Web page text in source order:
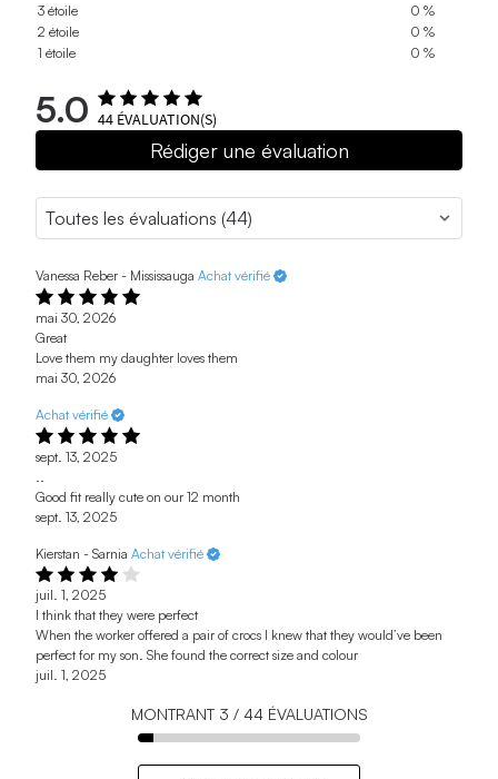
3 étoile
0 %
2 étoile
0 %
1 étoile
0 %
5.0 44 ÉVALUATION(S)
Rédiger une évaluation
Vanessa Reber - Mississauga Achat vérifié
mai 30, 2026
Great
Love them my daughter loves them
mai 30, 2026
Achat vérifié
sept. 13, 2025
Good fit really cute on our 12 month
sept. 13, 2025
Kierstan - Sarnia Achat vérifié
juil. 1, 2025
I think that they were perfect
When the worker offered a pair of crocs I knew that they would’ve been
perfect for my son. She found the correct size and colour
juil. 1, 2025
MONTRANT 3 / 44ÉVALUATIONS